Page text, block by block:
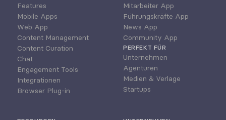
Features
Mobile Apps
Web App
Content Management
Content Curation
Chat
Engagement Tools
Integrationen
Browser Plug-in
Mitarbeiter App
Führungskräfte App
News App
Community App
PERFEKT FÜR
Unternehmen
Agenturen
Medien & Verlage
Startups